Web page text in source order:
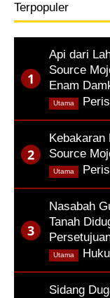
Terpopuler
Api dari
Source
Enam
Utama
Kebakaran
Source
Utama
Nasabah
Tanah
Utama
Sidang